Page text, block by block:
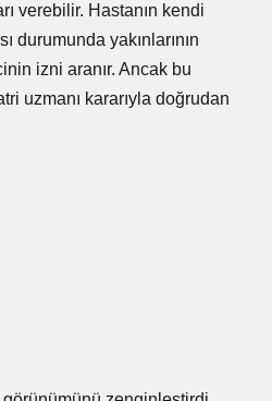
verebilir. Hastanın kendi
durumunda yakınlarının
izni aranır. Ancak bu
uzmanı kararıyla doğrudan